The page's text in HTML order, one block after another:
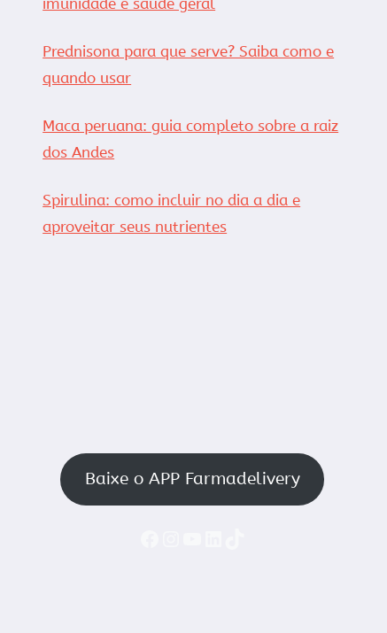
Prednisona para que serve? Saiba como e
quando usar
Maca peruana: guia completo sobre a raiz
dos Andes
Spirulina: como incluir no dia a dia e
aproveitar seus nutrientes
Baixe o APP Farmadelivery